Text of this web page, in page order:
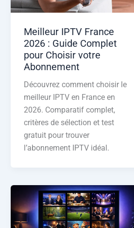
Meilleur IPTV France
2026 : Guide Complet
pour Choisir votre
Abonnement
Découvrez comment choisir le
meilleur IPTV en France en
2026. Comparatif complet,
critères de sélection et test
gratuit pour trouver
l’abonnement IPTV idéal.